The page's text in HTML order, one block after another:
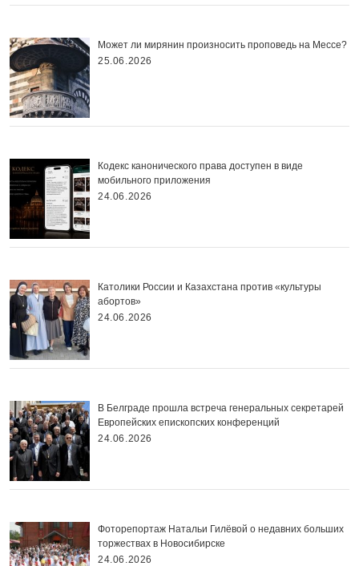
Может ли мирянин произносить проповедь на Мессе?
25.06.2026
Кодекс канонического права доступен в виде
мобильного приложения
24.06.2026
Католики России и Казахстана против «культуры
абортов»
24.06.2026
В Белграде прошла встреча генеральных секретарей
Европейских епископских конференций
24.06.2026
Фоторепортаж Натальи Гилёвой о недавних больших
торжествах в Новосибирске
24.06.2026